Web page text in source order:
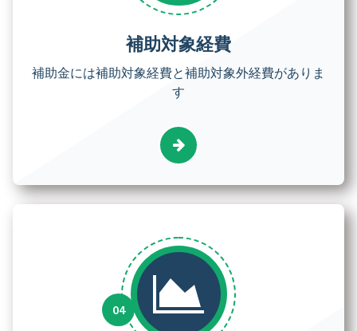
補助対象経費
補助金には補助対象経費と補助対象外経費がありま
す